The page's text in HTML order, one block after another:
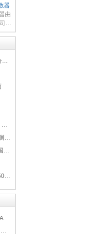
坚
器
由
的
携
米
携
2023年12月8日固纬电子隆重举办分销商答谢会，展示重磅新产品！
MFT1710、MFT1720、MFT1730、MFT1735多功能测试仪
Prostat PRS-801B 重锤式表面电阻测量仪
希尔思诚挚邀请您参加2021年上海国际压缩机及设
S520 智能便携式露点计（-100... +50 °C TD）
科纳沃茨特Kleinwächter EFM-023-AKC静电测试仪套件-EFM023AKC KIT
DESCO19492静电场测试仪-停产，替代型号770716